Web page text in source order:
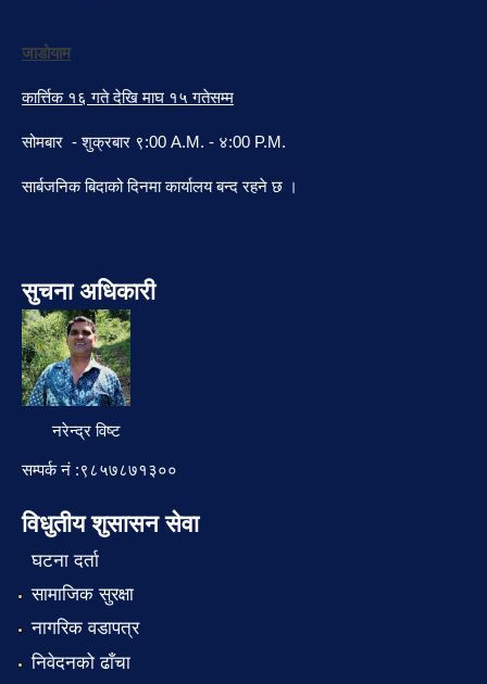
जाडोयाम
कार्त्तिक १६ गते देखि माघ १५ गतेसम्म
सोमबार - शुक्रबार ९:00 A.M. - ४:00 P.M.
सार्बजनिक बिदाको दिनमा कार्यालय बन्द रहने छ ।
सुचना अधिकारी
नरेन्द्र विष्ट
सम्पर्क नं :९८५७८७१३००
विधुतीय शुसासन सेवा
घटना दर्ता
सामाजिक सुरक्षा
नागरिक वडापत्र
निवेदनको ढाँचा